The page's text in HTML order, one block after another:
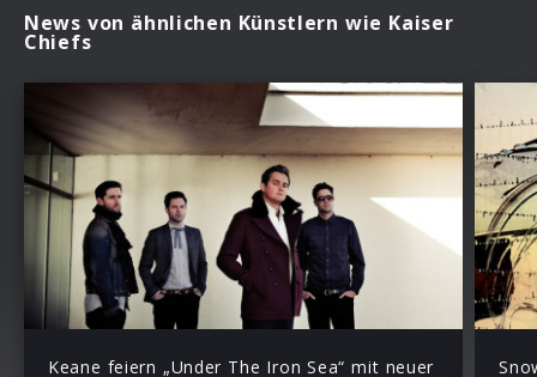
News von ähnlichen Künstlern wie Kaiser
Chiefs
Keane feiern „Under The Iron Sea“ mit neuer